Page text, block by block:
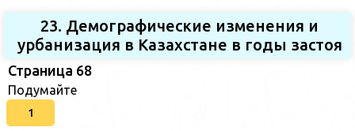
23. Демографические изменения и
урбанизация в Казахстане в годы застоя
Страница 68
Подумайте
1